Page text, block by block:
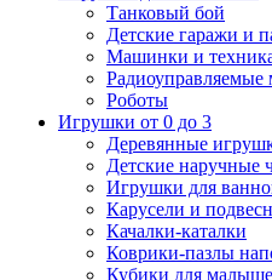
Танковый бой
Детские гаражи и
Машинки и
Роботы
Игрушки от 0 до 3
Деревянные
Детские наручные
Игрушки для
Карусели и
Качалки-каталки
Коврики-пазлы
Кубики для